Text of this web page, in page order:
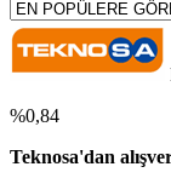
%0,84
Teknosa'dan